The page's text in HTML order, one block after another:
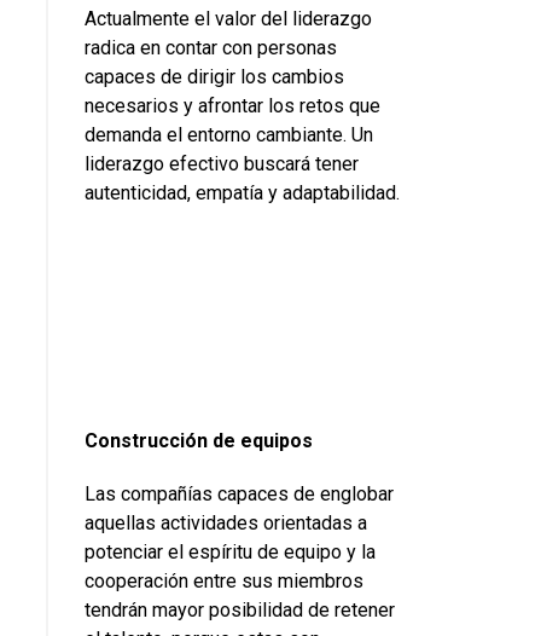
Actualmente el valor del liderazgo
radica en contar con personas
capaces de dirigir los cambios
necesarios y afrontar los retos que
demanda el entorno cambiante. Un
liderazgo efectivo buscará tener
autenticidad, empatía y adaptabilidad.
Construcción de equipos
Las compañías capaces de englobar
aquellas actividades orientadas a
potenciar el espíritu de equipo y la
cooperación entre sus miembros
tendrán mayor posibilidad de retener